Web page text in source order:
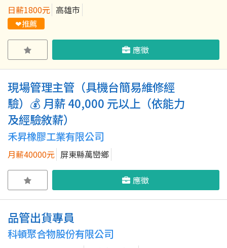
日薪1800元 高雄市
❤推薦
應徵
現場管理主管（具機台簡易維修經
驗）💰 月薪 40,000 元以上（依能力
及經驗敘薪）
禾昇橡膠工業有限公司
月薪40000元 屏東縣萬巒鄉
應徵
品管出貨專員
科頓聚合物股份有限公司